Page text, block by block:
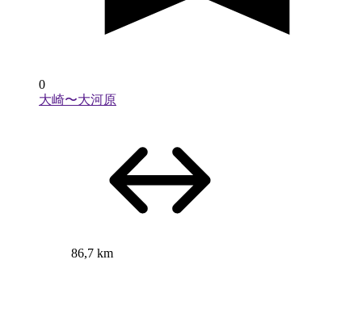
0
大崎〜大河原
86,7 km